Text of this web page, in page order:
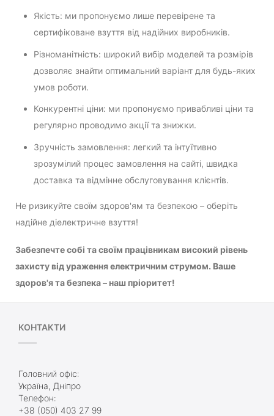
Якість: ми пропонуємо лише перевірене та
сертифіковане взуття від надійних виробників.
Різноманітність: широкий вибір моделей та розмірів
дозволяє знайти оптимальний варіант для будь-яких
умов роботи.
Конкурентні ціни: ми пропонуємо привабливі ціни та
регулярно проводимо акції та знижки.
Зручність замовлення: легкий та інтуїтивно
зрозумілий процес замовлення на сайті, швидка
доставка та відмінне обслуговування клієнтів.
Не ризикуйте своїм здоров'ям та безпекою – оберіть
надійне діелектричне взуття!
Забезпечте собі та своїм працівникам високий рівень
захисту від ураження електричним струмом. Ваше
здоров'я та безпека – наш пріоритет!
КОНТАКТИ
Головний офіс:
Україна, Дніпро
Телефон:
+38 (050) 403 27 99